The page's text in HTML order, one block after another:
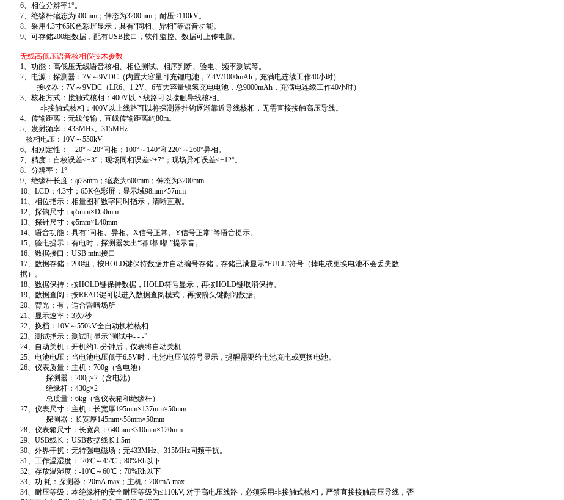
6、相位分辨率1°。
7、绝缘杆缩态为600mm；伸态为3200mm；耐压≤110kV。
8、采用4.3寸65K色彩屏显示，具有“同相、异相”等语音功能。
9、可存储200组数据，配有USB接口，软件监控、数据可上传电脑。
无线高低压语音核相仪技术参数
1、功能：高低压无线语音核相、相位测试、相序判断、验电、频率测试等。
2、电源：探测器：7V～9VDC（内置大容量可充锂电池，7.4V/1000mAh，充满电连续工作40小时）
接收器：7V～9VDC（LR6、1.2V、6节大容量镍氢充电电池，总9000mAh，充满电连续工作40小时）
3、核相方式：接触式核相：400V以下线路可以接触导线核相。
非接触式核相：400V以上线路可以将探测器挂钩逐渐靠近导线核相，无需直接接触高压导线。
4、传输距离：无线传输，直线传输距离约80m。
5、发射频率：433MHz、315MHz
核相电压：10V～550kV
6、相别定性：－20°～20°同相；100°～140°和220°～260°异相。
7、精度：自校误差≤±3°；现场同相误差≤±7°；现场异相误差≤±12°。
8、分辨率：1°
9、绝缘杆长度：φ28mm；缩态为600mm；伸态为3200mm
10、LCD：4.3寸；65K色彩屏；显示域98mm×57mm
11、相位指示：相量图和数字同时指示，清晰直观。
12、探钩尺寸：φ5mm×D50mm
13、探针尺寸：φ5mm×L40mm
14、语音功能：具有“同相、异相、X信号正常、Y信号正常”等语音提示。
15、验电提示：有电时，探测器发出“嘟-嘟-嘟-”提示音。
16、数据接口：USB mini接口
17、数据存储：200组，按HOLD键保持数据并自动编号存储，存储已满显示“FULL”符号（掉电或更换电池不会丢失数
据）。
18、数据保持：按HOLD键保持数据，HOLD符号显示，再按HOLD键取消保持。
19、数据查阅：按READ键可以进入数据查阅模式，再按箭头键翻阅数据。
20、背光：有，适合昏暗场所
21、显示速率：3次/秒
22、换档：10V～550kV全自动换档核相
23、测试指示：测试时显示“测试中- - -”
24、自动关机：开机约15分钟后，仪表将自动关机
25、电池电压：当电池电压低于6.5V时，电池电压低符号显示，提醒需要给电池充电或更换电池。
26、仪表质量：主机：700g（含电池）
探测器：200g×2（含电池）
绝缘杆：430g×2
总质量：6kg（含仪表箱和绝缘杆）
27、仪表尺寸：主机：长宽厚195mm×137mm×50mm
探测器：长宽厚145mm×58mm×50mm
28、仪表箱尺寸：长宽高：640mm×310mm×120mm
29、USB线长：USB数据线长1.5m
30、外界干扰：无特强电磁场；无433MHz、315MHz同频干扰。
31、工作温湿度：-20℃～45℃；80%Rh以下
32、存放温湿度：-10℃～60℃；70%Rh以下
33、功 耗：探测器：20mA max；主机：200mA max
34、耐压等级：本绝缘杆的安全耐压等级为≤110kV, 对于高电压线路，必须采用非接触式核相，严禁直接接触高压导线，否